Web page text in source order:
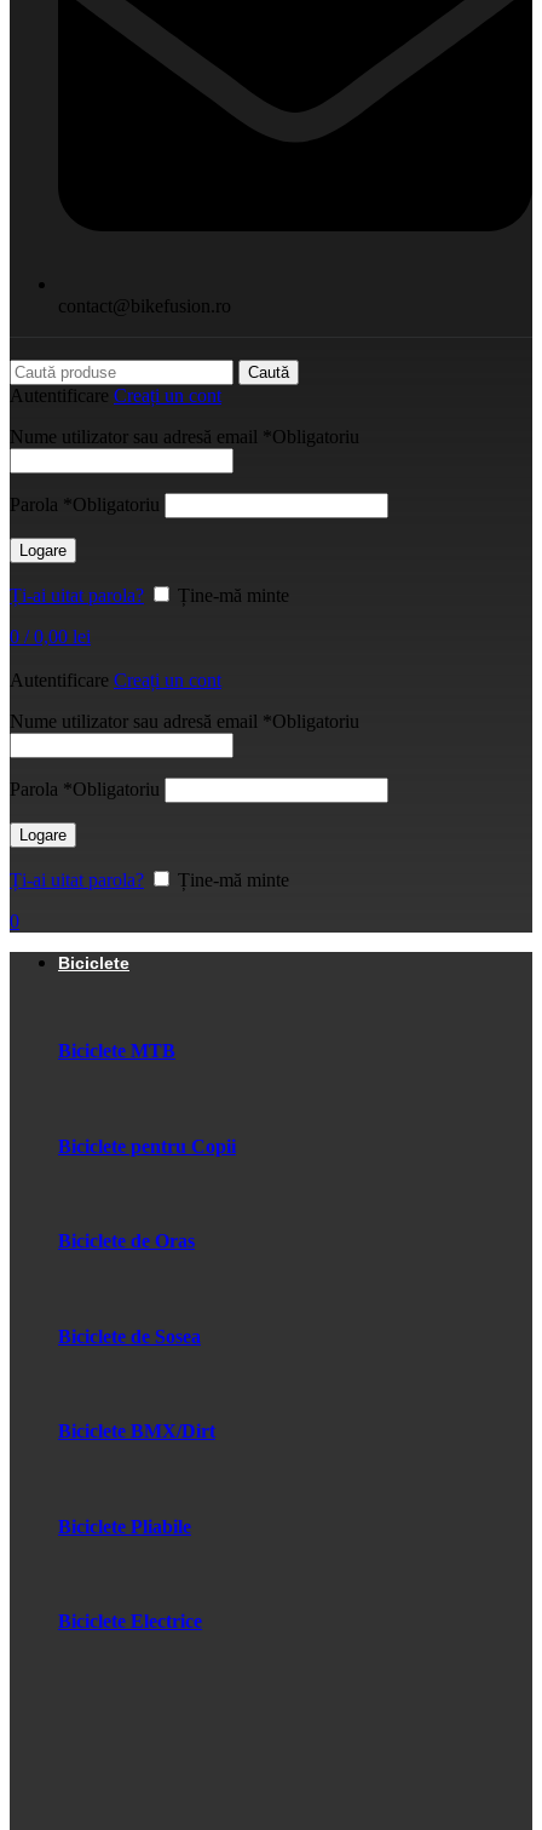
contact@bikefusion.ro
Caută
Autentificare Creați un cont
Nume utilizator sau adresă email *Obligatoriu
Parola *Obligatoriu
Logare
Ți-ai uitat parola?
Ține-mă minte
0 / 0,00 lei
Autentificare Creați un cont
Nume utilizator sau adresă email *Obligatoriu
Parola *Obligatoriu
Logare
Ți-ai uitat parola?
Ține-mă minte
0
Biciclete
Biciclete MTB
Biciclete pentru Copii
Biciclete de Oras
Biciclete de Sosea
Biciclete BMX/Dirt
Biciclete Pliabile
Biciclete Electrice